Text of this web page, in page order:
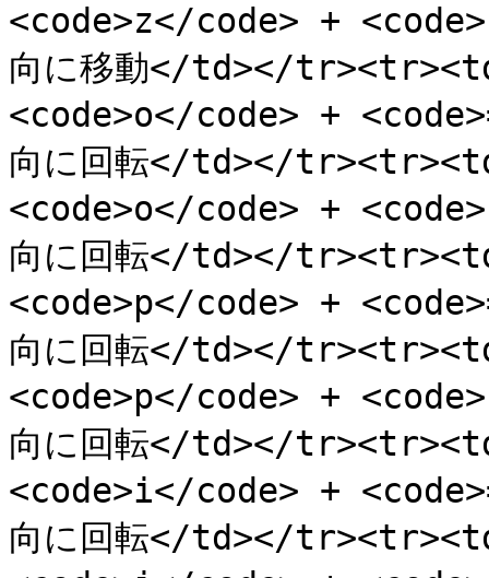
<code>z</code> +
向に移動</td></
<code>o</code> +
向に回転</td></
<code>o</code> +
向に回転</td></
<code>p</code> +
向に回転</td></
<code>p</code> +
向に回転</td></
<code>i</code> +
向に回転</td></